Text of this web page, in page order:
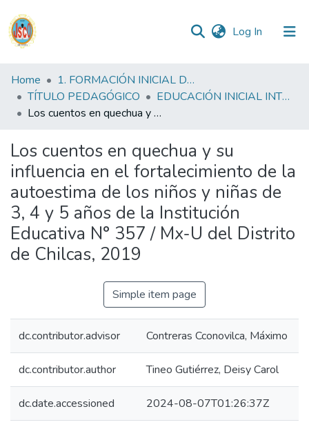
Log In (current)
Communities
&
Collections
Statistics
Reglamento
Formatos
Home
1. FORMACIÓN INICIAL DOCENTE
TÍTULO PEDAGÓGICO
EDUCACIÓN INICIAL INTERCULTURAL BILINGUE FID
Los cuentos en quechua y su influencia en el fortalecimiento de la autoestima de los niños y niñas de 3, 4 y 5 años de la Institución Educativa N° 357 / Mx-U del Distrito de Chilcas, 2019
Los cuentos en quechua y su
influencia en el fortalecimiento de la
autoestima de los niños y niñas de
3, 4 y 5 años de la Institución
Educativa N° 357 / Mx-U del Distrito
de Chilcas, 2019
Simple item page
dc.contributor.advisor Contreras Cconovilca, Máximo
dc.contributor.author Tineo Gutiérrez, Deisy Carol
dc.date.accessioned 2024-08-07T01:26:37Z